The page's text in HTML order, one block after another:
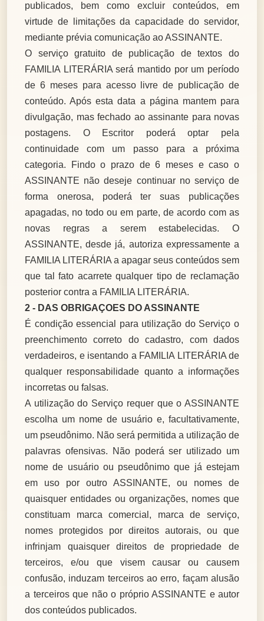
publicados, bem como excluir conteúdos, em
virtude de limitações da capacidade do servidor,
mediante prévia comunicação ao ASSINANTE.
O serviço gratuito de publicação de textos do
FAMILIA LITERÁRIA será mantido por um período
de 6 meses para acesso livre de publicação de
conteúdo. Após esta data a página mantem para
divulgação, mas fechado ao assinante para novas
postagens. O Escritor poderá optar pela
continuidade com um passo para a próxima
categoria. Findo o prazo de 6 meses e caso o
ASSINANTE não deseje continuar no serviço de
forma onerosa, poderá ter suas publicações
apagadas, no todo ou em parte, de acordo com as
novas regras a serem estabelecidas. O
ASSINANTE, desde já, autoriza expressamente a
FAMILIA LITERÁRIA a apagar seus conteúdos sem
que tal fato acarrete qualquer tipo de reclamação
posterior contra a FAMILIA LITERÁRIA.
2 - DAS OBRIGAÇOES DO ASSINANTE
É condição essencial para utilização do Serviço o
preenchimento correto do cadastro, com dados
verdadeiros, e isentando a FAMILIA LITERÁRIA de
qualquer responsabilidade quanto a informações
incorretas ou falsas.
A utilização do Serviço requer que o ASSINANTE
escolha um nome de usuário e, facultativamente,
um pseudônimo. Não será permitida a utilização de
palavras ofensivas. Não poderá ser utilizado um
nome de usuário ou pseudônimo que já estejam
em uso por outro ASSINANTE, ou nomes de
quaisquer entidades ou organizações, nomes que
constituam marca comercial, marca de serviço,
nomes protegidos por direitos autorais, ou que
infrinjam quaisquer direitos de propriedade de
terceiros, e/ou que visem causar ou causem
confusão, induzam terceiros ao erro, façam alusão
a terceiros que não o próprio ASSINANTE e autor
dos conteúdos publicados.